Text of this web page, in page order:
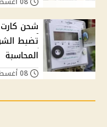
شحن
تضبط
المحاسبة